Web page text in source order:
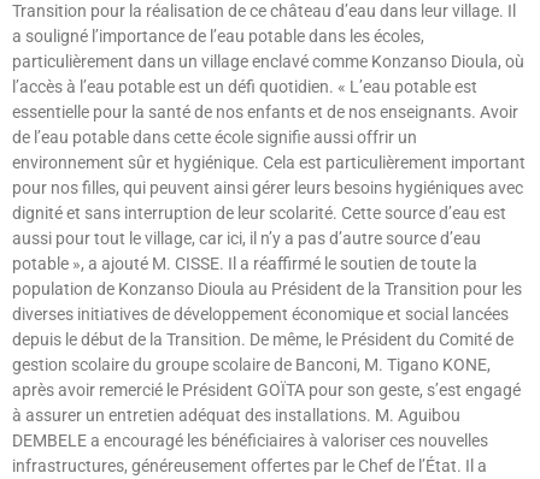
Transition pour la réalisation de ce château d’eau dans leur village. Il
a souligné l’importance de l’eau potable dans les écoles,
particulièrement dans un village enclavé comme Konzanso Dioula, où
l’accès à l’eau potable est un défi quotidien. « L’eau potable est
essentielle pour la santé de nos enfants et de nos enseignants. Avoir
de l’eau potable dans cette école signifie aussi offrir un
environnement sûr et hygiénique. Cela est particulièrement important
pour nos filles, qui peuvent ainsi gérer leurs besoins hygiéniques avec
dignité et sans interruption de leur scolarité. Cette source d’eau est
aussi pour tout le village, car ici, il n’y a pas d’autre source d’eau
potable », a ajouté M. CISSE. Il a réaffirmé le soutien de toute la
population de Konzanso Dioula au Président de la Transition pour les
diverses initiatives de développement économique et social lancées
depuis le début de la Transition. De même, le Président du Comité de
gestion scolaire du groupe scolaire de Banconi, M. Tigano KONE,
après avoir remercié le Président GOÏTA pour son geste, s’est engagé
à assurer un entretien adéquat des installations. M. Aguibou
DEMBELE a encouragé les bénéficiaires à valoriser ces nouvelles
infrastructures, généreusement offertes par le Chef de l’État. Il a